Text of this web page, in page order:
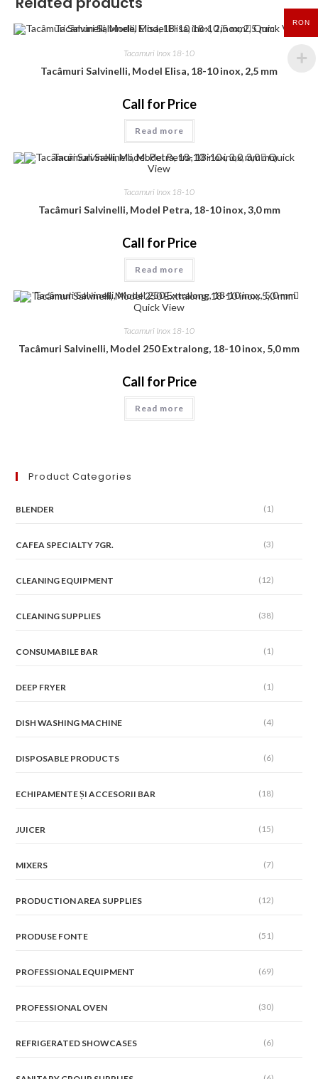
Quick View
Tacamuri Inox 18-10
Tacâmuri Salvinelli, Model Elisa, 18-10 inox, 2,5 mm
Call for Price
Read more
Quick
View
Tacamuri Inox 18-10
Tacâmuri Salvinelli, Model Petra, 18-10 inox, 3,0 mm
Call for Price
Read more
Quick View
Tacamuri Inox 18-10
Tacâmuri Salvinelli, Model 250 Extralong, 18-10 inox, 5,0 mm
Call for Price
Read more
Product Categories
BLENDER (1)
CAFEA SPECIALTY 7GR. (3)
CLEANING EQUIPMENT (12)
CLEANING SUPPLIES (38)
CONSUMABILE BAR (1)
DEEP FRYER (1)
DISH WASHING MACHINE (4)
DISPOSABLE PRODUCTS (6)
ECHIPAMENTE ȘI ACCESORII BAR (18)
JUICER (15)
MIXERS (7)
PRODUCTION AREA SUPPLIES (12)
PRODUSE FONTE (51)
PROFESSIONAL EQUIPMENT (69)
PROFESSIONAL OVEN (30)
REFRIGERATED SHOWCASES (6)
RON